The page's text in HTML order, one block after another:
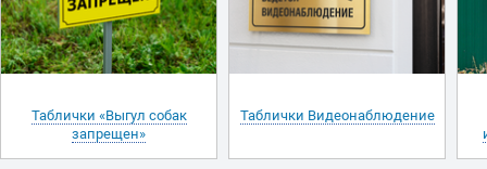
Таблички «Выгул собак
запрещен»
Таблички Видеонаблюдение